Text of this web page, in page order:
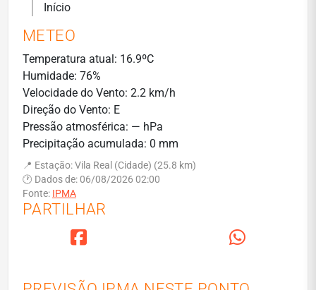
Início
METEO
Temperatura atual: 16.9ºC
Humidade: 76%
Velocidade do Vento: 2.2 km/h
Direção do Vento: E
Pressão atmosférica: — hPa
Precipitação acumulada: 0 mm
📍 Estação: Vila Real (Cidade) (25.8 km)
🕐 Dados de: 06/08/2026 02:00
Fonte: IPMA
PARTILHAR